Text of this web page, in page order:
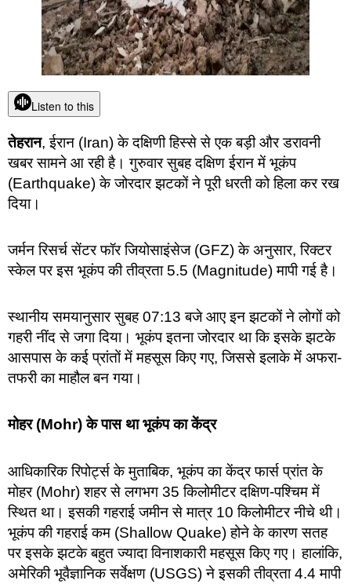
Listen to this
तेहरान, ईरान (Iran) के दक्षिणी हिस्से से एक बड़ी और डरावनी
खबर सामने आ रही है। गुरुवार सुबह दक्षिण ईरान में भूकंप
(Earthquake) के जोरदार झटकों ने पूरी धरती को हिला कर रख
दिया।
जर्मन रिसर्च सेंटर फॉर जियोसाइंसेज (GFZ) के अनुसार, रिक्टर
स्केल पर इस भूकंप की तीव्रता 5.5 (Magnitude) मापी गई है।
स्थानीय समयानुसार सुबह 07:13 बजे आए इन झटकों ने लोगों को
गहरी नींद से जगा दिया। भूकंप इतना जोरदार था कि इसके झटके
आसपास के कई प्रांतों में महसूस किए गए, जिससे इलाके में अफरा-
तफरी का माहौल बन गया।
मोहर (Mohr) के पास था भूकंप का केंद्र
आधिकारिक रिपोर्ट्स के मुताबिक, भूकंप का केंद्र फार्स प्रांत के
मोहर (Mohr) शहर से लगभग 35 किलोमीटर दक्षिण-पश्चिम में
स्थित था। इसकी गहराई जमीन से मात्र 10 किलोमीटर नीचे थी।
भूकंप की गहराई कम (Shallow Quake) होने के कारण सतह
पर इसके झटके बहुत ज्यादा विनाशकारी महसूस किए गए। हालांकि,
अमेरिकी भूवैज्ञानिक सर्वेक्षण (USGS) ने इसकी तीव्रता 4.4 मापी